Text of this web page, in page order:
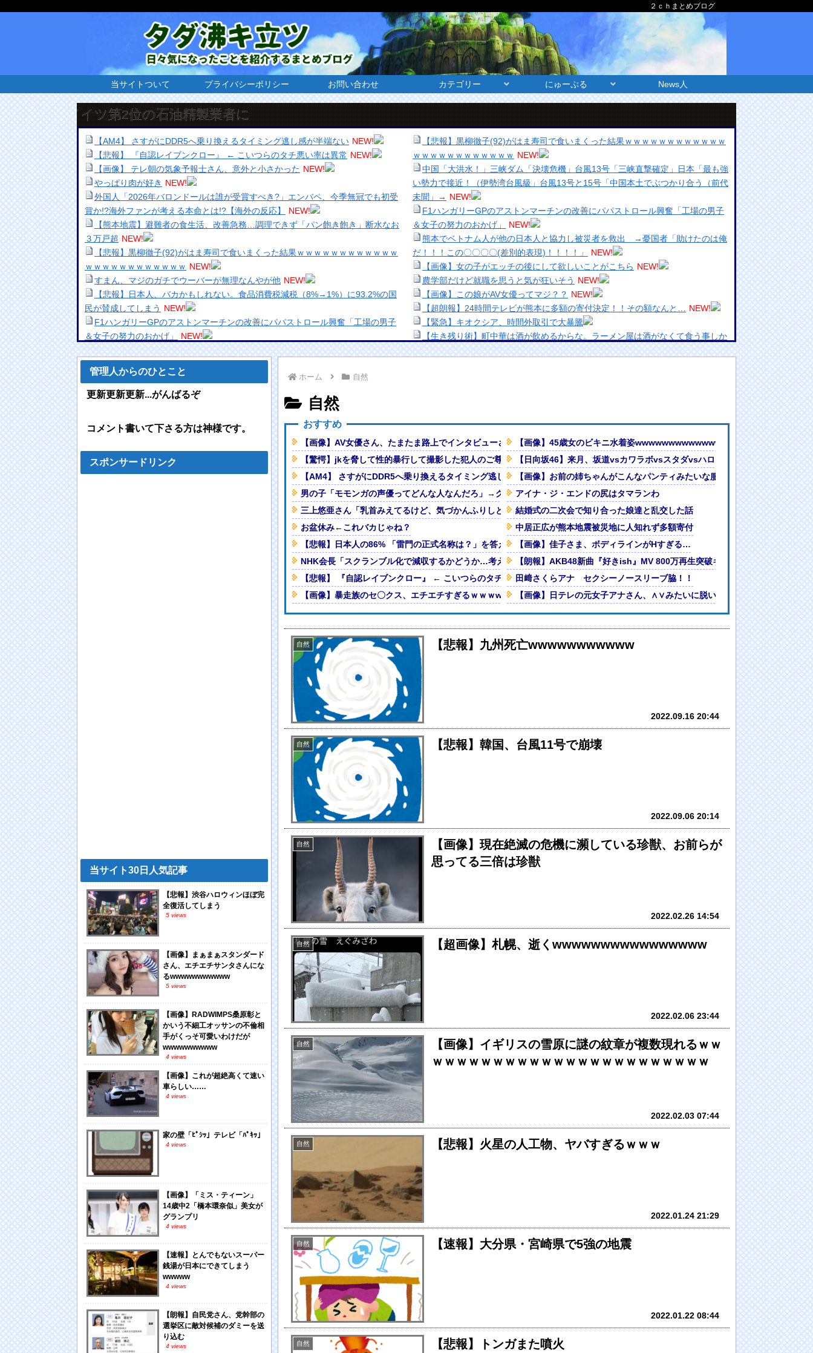
２ｃｈまとめブログ
当サイトついて プライバシーポリシー お問い合わせ カテゴリー にゅーぷる News人
イツ第2位の石油精製業者に
【AM4】 さすがにDDR5へ乗り換えるタイミング逃し感が半端ない NEW!
【悲報】 『自認レイブンクロー』 ← こいつらのタチ悪い率は異常 NEW!
【画像】 テレ朝の気象予報士さん、意外と小さかった NEW!
やっぱり肉が好き NEW!
外国人「2026年バロンドールは誰が受賞すべき?」エンバペ、今季無冠でも初受
賞か!?海外ファンが考える本命とは!?【海外の反応】
NEW!
【熊本地震】避難者の食生活、改善急務…調理できず「パン飽き飽き」断水なお
３万戸超 NEW!
【悲報】黒柳徹子(92)がはま寿司で食いまくった結果ｗｗｗｗｗｗｗｗｗｗｗｗ
ｗｗｗｗｗｗｗｗｗｗｗｗ NEW!
すまん、マジのガチでウーバーが無理なんやが他 NEW!
【悲報】日本人、バカかもしれない。食品消費税減税（8%→1%）に93.2%の国
民が賛成してしまう NEW!
F1ハンガリーGPのアストンマーチンの改善にパパストロール興奮「工場の男子
＆女子の努力のおかげ」
NEW!
【画像】女の子がエッチの後にして欲しいことがこちら
進次郎の愛国エアコン（中国メーカー）、避難所で菓子パン置き場になる
wwwwwwwwwwwwwwww NEW!
【動画】走り屋が先行のスクーターに猛スピードで突っ込む事故。
【画像】日本さん、避難所が各国と比べて優秀過ぎると話題に
韓国メディア「幻となった女性天皇。日本皇族に韓半島の男の血が入る可能性が
ゼロに・・・」 NEW!
海外「日本なんて行くんじゃなかった…」 日本を知ってしまったディズニー信
「BYD RACCOは利便性より安全性を優先した設計」とEV推進派がスカスカ構造
積水ハウス「地面師に55億円騙し取られた…」ワイ「はえーかわいそう…会社滅
【画像】アイドル電撃復活の超絶美少女、水着グラビア解禁wwwwww峰島こま
『新しい学校のリーダーズ』のボーカル、セフレにしたいすぎるwwww NEW!
男の子「モモンガの声優ってどんな人なんだろ」→ググる NEW!
日本人の人口が42年ぶり1億2千万人割れ…91万人減の1億1973万人
ドイツ人男性がランニングシューズで富士登山 「足をくじいて動けない」
【悲報】黒柳徹子(92)がはま寿司で食いまくった結果ｗｗｗｗｗｗｗｗｗｗｗｗ
ｗｗｗｗｗｗｗｗｗｗｗｗ NEW!
中国「大洪水！」三峡ダム「決壊危機」台風13号「三峡直撃確定」日本「最も強
い勢力で接近！（伊勢湾台風級」台風13号と15号「中国本土でぶつかり合う（前代
未聞」→ NEW!
F1ハンガリーGPのアストンマーチンの改善にパパストロール興奮「工場の男子
＆女子の努力のおかげ」
NEW!
熊本でベトナム人が他の日本人と協力し被災者を救出 →憂国者「助けたのは俺
だ！！！この〇〇〇〇(差別的表現)！！！！」
NEW!
【画像】女の子がエッチの後にして欲しいことがこちら NEW!
農学部だけど就職を思うと気が狂いそう NEW!
【画像】この娘がAV女優ってマジ？？ NEW!
【超朗報】24時間テレビが熊本に多額の寄付決定！！その額なんと… NEW!
【緊急】キオクシア、時間外取引で大暴騰
【生き残り術】町中華は酒が飲めるからな。ラーメン屋は酒がなくて食う事しか
「洋画に日本版主題歌は必要か?」論争
【悲報】職場で無能判定された人間って割とガチめに差別されるよな・・・
Powered by livedoor 相互RSS
ホーム 自然
自然
おすすめ
【画像】AV女優さん、たまたま路上でインタビューされてしまうｗｗｗwｗｗｗｗｗｗｗｗ
【驚愕】jkを脅して性的暴行して撮影した犯人のご尊顔がこちら・・・
【AM4】 さすがにDDR5へ乗り換えるタイミング逃し感が半端ない
男の子「モモンガの声優ってどんな人なんだろ」→ググる
三上悠亜さん「乳首みえてるけど、気づかんふりしとこ」（動画あり）
お盆休み←これバカじゃね？
【悲報】日本人の86% 「雷門の正式名称は？」を答えられないww
NHK会長「スクランブル化で減収するかどうか…考えたことがないというか“思考の外”」 見なくても契約義務に疑問の声も
【悲報】 『自認レイブンクロー』 ← こいつらのタチ悪い率は異常
【画像】暴走族のセ〇クス、エチエチすぎるｗｗｗwｗｗｗｗｗｗｗｗ
【画像】45歳女のビキニ水着姿wwwwwwwwwwwwwww
【日向坂46】来月、坂道vsカワラボvsスタダvsハロプロの大激戦
【画像】お前の姉ちゃんがこんなパンティみたいな服を着てきたらどうする？
アイナ・ジ・エンドの尻はタマランわ
結婚式の二次会で知り合った娘達と乱交した話
中居正広が熊本地震被災地に人知れず多額寄付
【画像】佳子さま、ボディラインがHすぎる…
【朗報】AKB48新曲『好きish』MV 800万再生突破キタ━━(((ﾟ∀ﾟ
田﨑さくらアナ セクシーノースリーブ脇！！
【画像】日テレの元女子アナさん、∧∨みたいに脱いでしまうｗｗｗｗｗｗｗ
自然 【悲報】九州死亡wwwwwwwwwww
2022.09.16 20:44
自然 【悲報】韓国、台風11号で崩壊
2022.09.06 20:14
自然
【画像】現在絶滅の危機に瀕している珍獣、お前らが
思ってる三倍は珍獣
2022.02.26 14:54
自然 【超画像】札幌、逝くwwwwwwwwwwwwwwww
2022.02.06 23:44
自然
【画像】イギリスの雪原に謎の紋章が複数現れるｗｗ
ｗｗｗｗｗｗｗｗｗｗｗｗｗｗｗｗｗｗｗｗｗｗｗ
2022.02.03 07:44
自然 【悲報】火星の人工物、ヤバすぎるｗｗｗ
2022.01.24 21:29
自然 【速報】大分県・宮崎県で5強の地震
2022.01.22 08:44
自然 【悲報】トンガまた噴火
管理人からのひとこと
更新更新更新...がんばるぞ
コメント書いて下さる方は神様です。
スポンサードリンク
当サイト30日人気記事
【悲報】渋谷ハロウィンほぼ完
全復活してしまう
5 views
【画像】まぁまぁスタンダード
さん、エチエチサンタさんにな
るwwwwwwwwwww
5 views
【画像】RADWIMPS桑原彰と
かいう不細工オッサンの不倫相
手がくっそ可愛いわけだが
wwwwwwwwww
4 views
【画像】これが超絶高くて速い
車らしい……
4 views
家の壁「ﾋﾟｼｯ」テレビ「ﾊﾟｷｯ」
4 views
【画像】「ミス・ティーン」
14歳中2「橋本環奈似」美女が
グランプリ
4 views
【速報】とんでもないスーパー
銭湯が日本にできてしまう
wwwww
4 views
【朗報】自民党さん、党幹部の
選挙区に敵対候補のダミーを送
り込む
4 views